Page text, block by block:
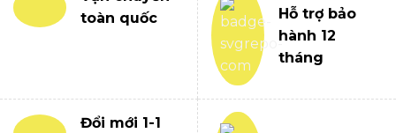
toàn quốc
Hỗ trợ bảo
hành 12
tháng
Đổi mới 1-1